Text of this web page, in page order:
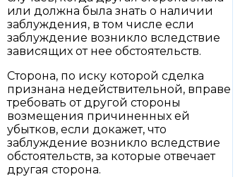
или должна была знать о наличии
заблуждения, в том числе если
заблуждение возникло вследствие
зависящих от нее обстоятельств.
Сторона, по иску которой сделка
признана недействительной, вправе
требовать от другой стороны
возмещения причиненных ей
убытков, если докажет, что
заблуждение возникло вследствие
обстоятельств, за которые отвечает
другая сторона.